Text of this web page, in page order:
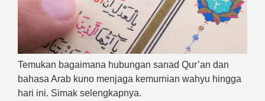
Temukan bagaimana hubungan sanad Qur’an dan
bahasa Arab kuno menjaga kemurnian wahyu hingga
hari ini. Simak selengkapnya.